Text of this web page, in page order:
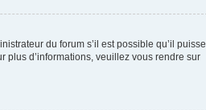
du forum s’il est possible qu’il puisse
plus d’informations, veuillez vous rendre sur